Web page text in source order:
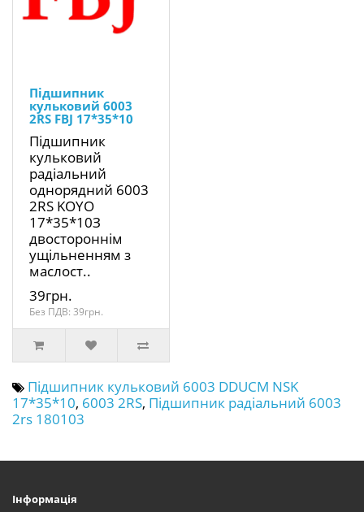
Підшипник
кульковий 6003
2RS FBJ 17*35*10
Підшипник
кульковий
радіальний
однорядний 6003
2RS KOYO
17*35*10З
двостороннім
ущільненням з
маслост..
39грн.
Без ПДВ: 39грн.
Підшипник кульковий 6003 DDUCM NSK
17*35*10, 6003 2RS, Підшипник радіальний 6003
2rs 180103
Інформація